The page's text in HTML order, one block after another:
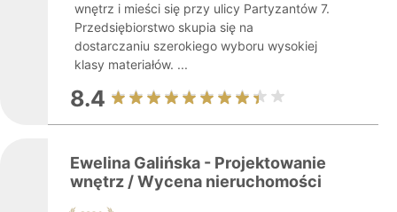
wnętrz i mieści się przy ulicy Partyzantów 7.
Przedsiębiorstwo skupia się na
dostarczaniu szerokiego wyboru wysokiej
klasy materiałów. ...
8.4
Ewelina Galińska - Projektowanie
wnętrz / Wycena nieruchomości